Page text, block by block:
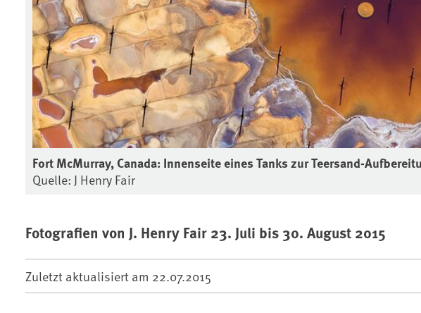
Fort McMurray, Canada: Innenseite eines Tanks zur Teersand-
Quelle: J Henry Fair
Fotografien von J. Henry Fair 23. Juli bis 30. August 2015
Zuletzt aktualisiert am 22.07.2015